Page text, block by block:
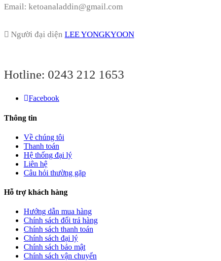
Email: ketoanaladdin@gmail.com
Người đại diện LEE YONGKYOON
Hotline: 0243 212 1653
Facebook
Thông tin
Về chúng tôi
Thanh toán
Hệ thống đại lý
Liên hệ
Câu hỏi thường gặp
Hỗ trợ khách hàng
Hướng dẫn mua hàng
Chính sách đổi trả hàng
Chính sách thanh toán
Chính sách đại lý
Chính sách bảo mật
Chính sách vận chuyển